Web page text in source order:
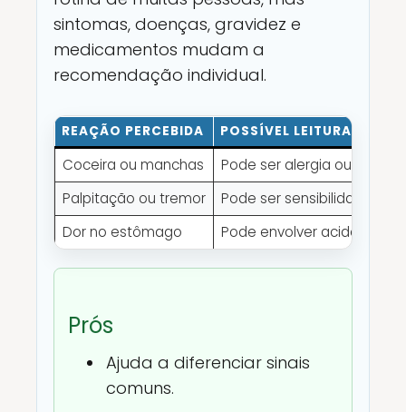
sintomas, doenças, gravidez e
medicamentos mudam a
recomendação individual.
REAÇÃO PERCEBIDA POSSÍVEL LEITURA
Coceira ou manchas
Pode ser alergia ou outro
Palpitação ou tremor
Pode ser sensibilidade à
Dor no estômago
Pode envolver acidez ou
Prós
Ajuda a diferenciar sinais
comuns.